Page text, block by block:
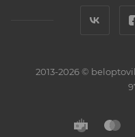
2013-2026 ©